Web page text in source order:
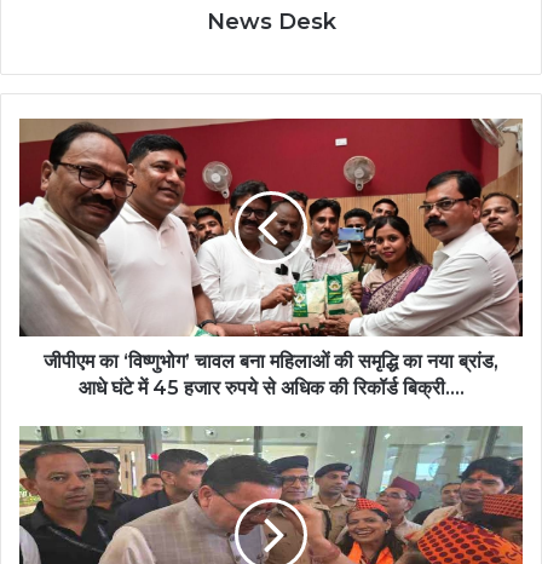
News Desk
जीपीएम
‘विष्णुभोग’
चावल
बना
महिलाओं
की
समृद्धि
का
घंटे
में
45
हजार
रुपये
जीपीएम का ‘विष्णुभोग’ चावल बना महिलाओं की समृद्धि का नया ब्रांड,
आधे घंटे में 45 हजार रुपये से अधिक की रिकॉर्ड बिक्री….
Uttarakhand
News-
मुख्यमंत्री
धामी
ने